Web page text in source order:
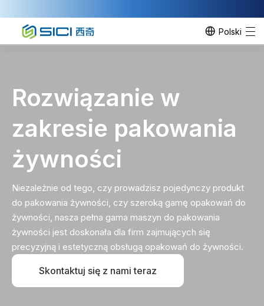
Polski
Rozwiązanie w
zakresie pakowania
żywności
Niezależnie od tego, czy prowadzisz pojedynczy produkt
do pakowania żywności, czy szeroką gamę opakowań do
żywności, nasza pełna gama maszyn do pakowania
żywności jest doskonała dla firm zajmujących się
precyzyjną i estetyczną obsługą opakowań do żywności.
Skontaktuj się z nami teraz